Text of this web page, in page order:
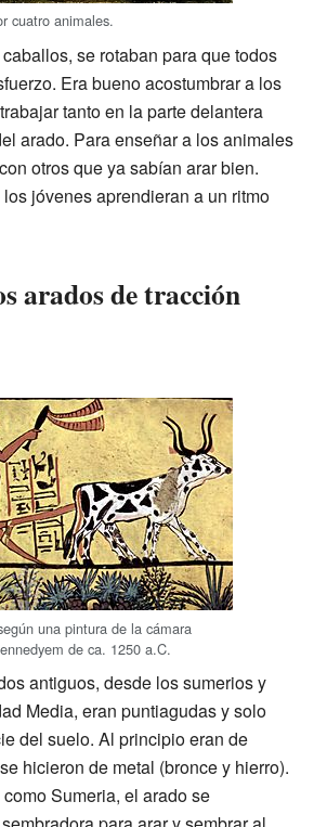
cuatro animales.
se rotaban para que todos
Era bueno acostumbrar a los
tanto en la parte delantera
arado. Para enseñar a los animales
otros que ya sabían arar bien.
jóvenes aprendieran a un ritmo
arados de tracción
una pintura de la cámara
de ca. 1250 a.C.
antiguos, desde los sumerios y
Media, eran puntiagudas y solo
del suelo. Al principio eran de
hicieron de metal (bronce y hierro).
Sumeria, el arado se